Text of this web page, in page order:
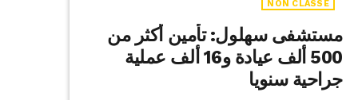
NON CLASSÉ
مستشفى سهلول: تأمين أكثر من
500 ألف عيادة و16 ألف عملية
جراحية سنويا